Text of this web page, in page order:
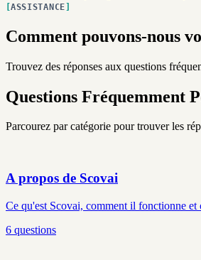
ASSISTANCE
Comment pouvons-nous
Trouvez des réponses aux questions
Questions Fréquemment
Parcourez par catégorie pour trouver les
A propos de Scovai
Ce qu'est Scovai, comment il fonctionne
6 questions